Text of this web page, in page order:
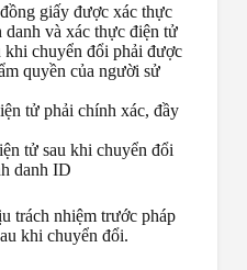
giấy được xác thực
và xác thực điện tử
khi chuyển đổi phải được
quyền của người sử
tử phải chính xác, đầy
tử sau khi chuyển đổi
danh ID
trách nhiệm trước pháp
khi chuyển đổi.